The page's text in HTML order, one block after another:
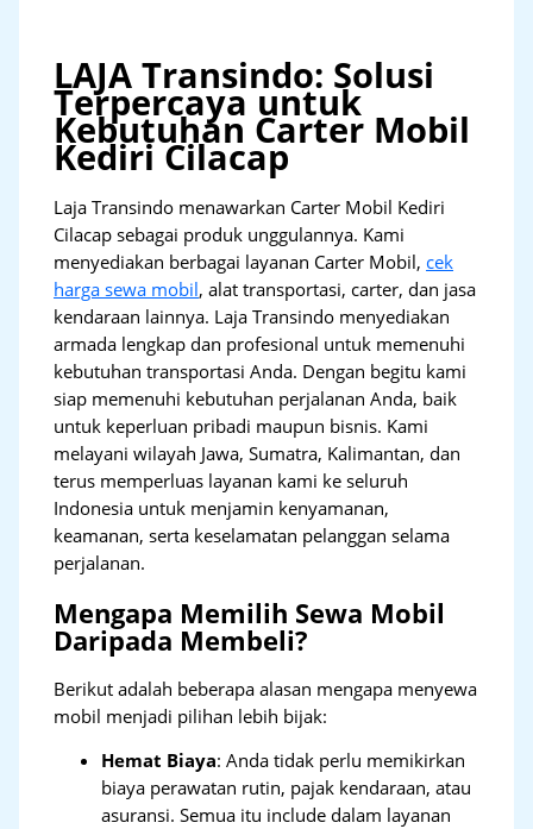
LAJA Transindo: Solusi
Terpercaya untuk
Kebutuhan Carter Mobil
Kediri Cilacap
Laja Transindo menawarkan Carter Mobil Kediri
Cilacap sebagai produk unggulannya. Kami
menyediakan berbagai layanan Carter Mobil, cek
harga sewa mobil, alat transportasi, carter, dan jasa
kendaraan lainnya. Laja Transindo menyediakan
armada lengkap dan profesional untuk memenuhi
kebutuhan transportasi Anda. Dengan begitu kami
siap memenuhi kebutuhan perjalanan Anda, baik
untuk keperluan pribadi maupun bisnis. Kami
melayani wilayah Jawa, Sumatra, Kalimantan, dan
terus memperluas layanan kami ke seluruh
Indonesia untuk menjamin kenyamanan,
keamanan, serta keselamatan pelanggan selama
perjalanan.
Mengapa Memilih Sewa Mobil
Daripada Membeli?
Berikut adalah beberapa alasan mengapa menyewa
mobil menjadi pilihan lebih bijak:
Hemat Biaya: Anda tidak perlu memikirkan
biaya perawatan rutin, pajak kendaraan, atau
asuransi. Semua itu include dalam layanan